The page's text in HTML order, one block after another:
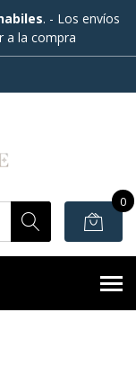
. - Los envíos
a la compra
0